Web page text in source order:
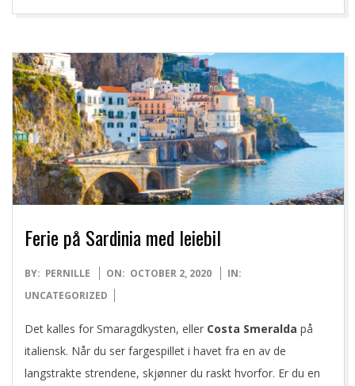
Ferie på Sardinia med leiebil
2020-
10-
BY: PERNILLE ON: OCTOBER 2, 2020
IN:
UNCATEGORIZED
Det kalles for Smaragdkysten, eller Costa Smeralda på
italiensk. Når du ser fargespillet i havet fra en av de
langstrakte strendene, skjønner du raskt hvorfor. Er du en